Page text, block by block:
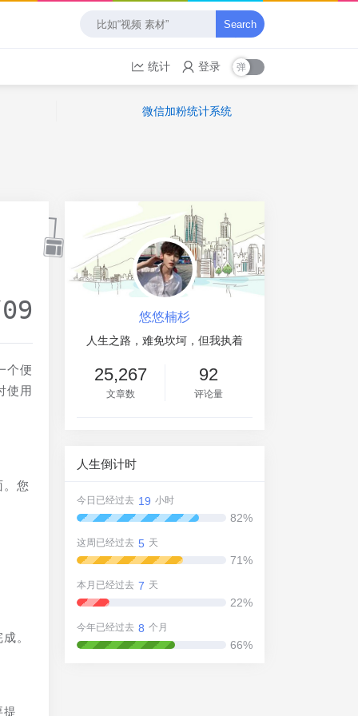
Search
统计 登录
微信加粉统计系统
个便
使用
。您
。
提
悠悠楠杉
人生之路，难免坎坷，但我执着
25,267
文章数
92
评论量
人生倒计时
今日已经过去 19 小时
82%
这周已经过去 5 天
71%
本月已经过去 7 天
22%
今年已经过去 8 个月
66%